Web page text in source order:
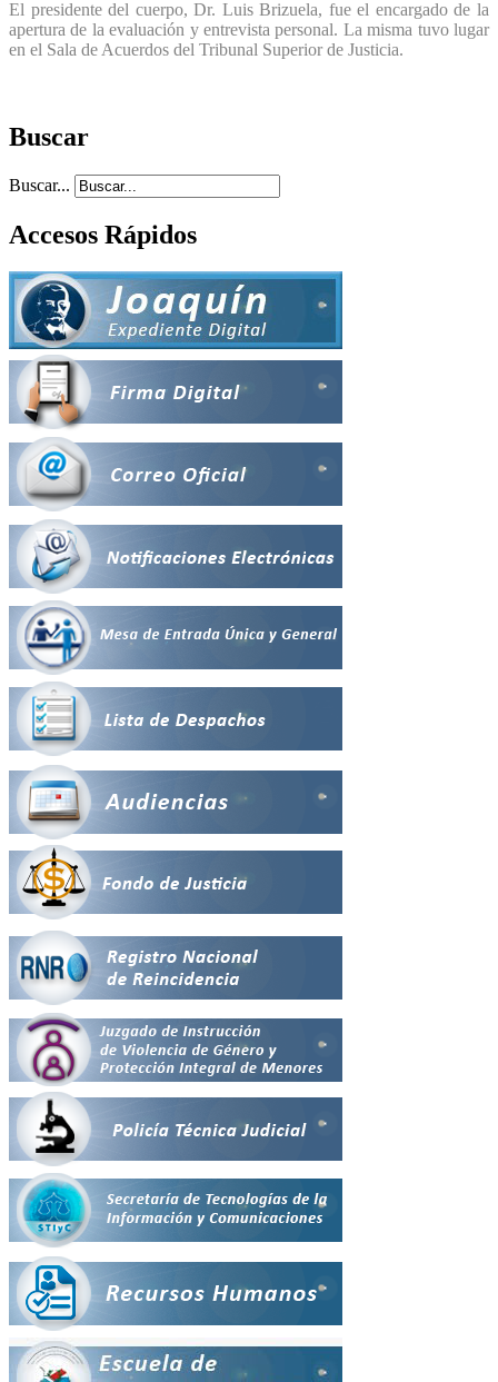
El presidente del cuerpo, Dr. Luis Brizuela, fue el encargado de la
apertura de la evaluación y entrevista personal. La misma tuvo lugar
en el Sala de Acuerdos del Tribunal Superior de Justicia.
Buscar
Buscar...
Accesos Rápidos